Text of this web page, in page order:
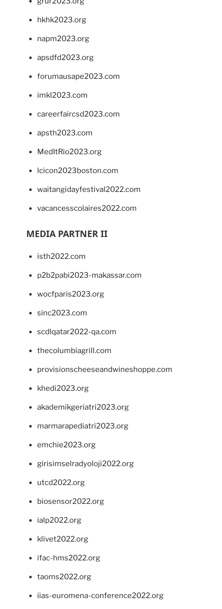
hkhk2023.org
napm2023.org
apsdfd2023.org
forumausape2023.com
imkl2023.com
careerfaircsd2023.com
apsth2023.com
MedItRio2023.org
lcicon2023boston.com
waitangidayfestival2022.com
vacancesscolaires2022.com
MEDIA PARTNER II
isth2022.com
p2b2pabi2023-makassar.com
wocfparis2023.org
sinc2023.com
scdlqatar2022-qa.com
thecolumbiagrill.com
provisionscheeseandwineshoppe.com
khedi2023.org
akademikgeriatri2023.org
marmarapediatri2023.org
emchie2023.org
girisimselradyoloji2022.org
utcd2022.org
biosensor2022.org
ialp2022.org
klivet2022.org
ifac-hms2022.org
taoms2022.org
iias-euromena-conference2022.org